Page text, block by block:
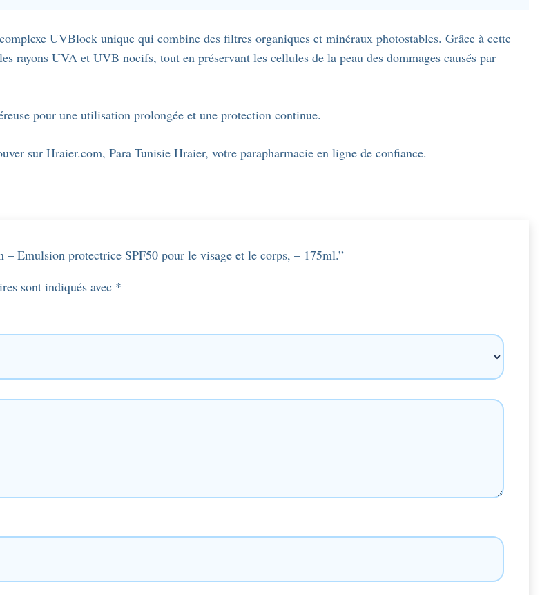
-
UVBlock unique qui combine des filtres organiques et minéraux photostables. Grâce à cette
rayons UVA et UVB nocifs, tout en préservant les cellules de la peau des dommages causés par
pour une utilisation prolongée et une protection continue.
sur Hraier.com, Para Tunisie Hraier, votre parapharmacie en ligne de confiance.
Emulsion protectrice SPF50 pour le visage et le corps, – 175ml.”
sont indiqués avec *